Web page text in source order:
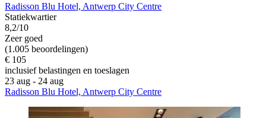
Radisson Blu Hotel, Antwerp City Centre
Statiekwartier
8,2/10
Zeer goed
(1.005 beoordelingen)
€ 105
inclusief belastingen en toeslagen
23 aug - 24 aug
Radisson Blu Hotel, Antwerp City Centre